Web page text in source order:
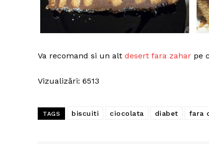
Va recomand si un alt desert fara zahar pe
Vizualizări: 6513
TAGS biscuiti ciocolata diabet fara